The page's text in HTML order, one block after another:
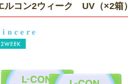
ルコン2ウィーク UV（×2箱）